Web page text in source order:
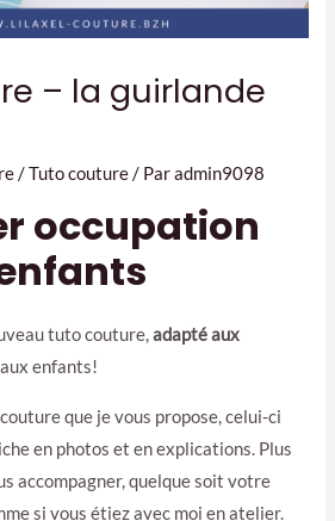
– la guirlande
/Tuto couture/ Paradmin9098
occupation
tuto couture,adapté aux
enfants!
que je vous propose, celui-ci
en photos et en explications. Plus
accompagner, quelque soit votre
si vous étiez avec moi en atelier.